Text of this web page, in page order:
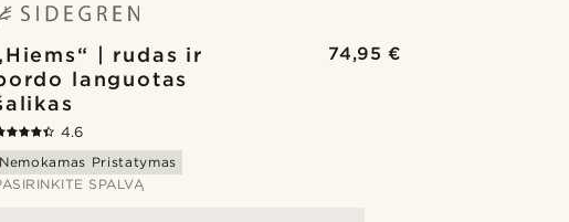
| rudas ir
languotas
74,95 €
4.6
Nemokamas Pristatymas
SPALVĄ